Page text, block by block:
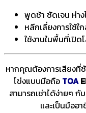
พูดช้า ชัดเจน ห่า
หลีกเลี่ยงการใช้ใ
ใช้งานในพื้นที่เปิ
หากคุณต้องการเสียงที่
โข่งแบบมือถือ TOA
สามารถเช่าได้ง่ายๆ
และเป็นมืออ